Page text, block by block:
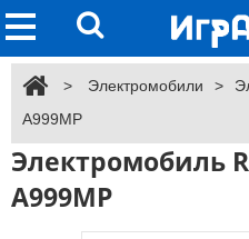
> Электромобили >
A999MP
Электромобиль
A999MP